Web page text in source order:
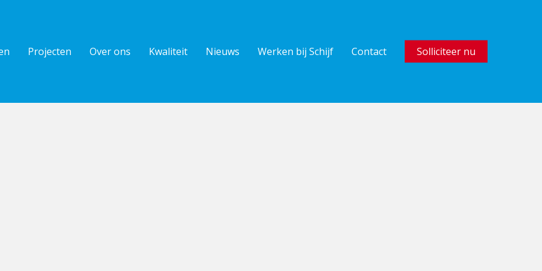
Projecten Over ons Kwaliteit Nieuws Werken bij Schijf Contact Solliciteer nu